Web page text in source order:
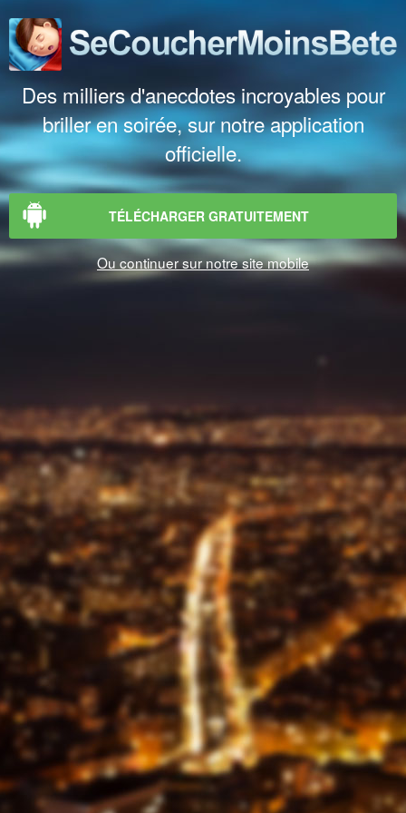
Des milliers d'anecdotes incroyables pour
briller en soirée, sur notre application
officielle.
TÉLÉCHARGER GRATUITEMENT
Ou continuer sur notre site mobile